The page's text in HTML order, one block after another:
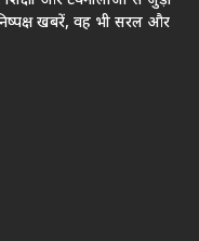
खबरें, वह भी सरल और